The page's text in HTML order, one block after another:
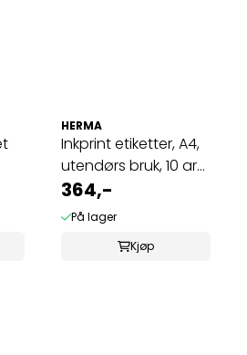
HERMA
Inkprint etiketter, A4,
utendørs bruk, 10 ark,
...
364,-
På lager
Kjøp